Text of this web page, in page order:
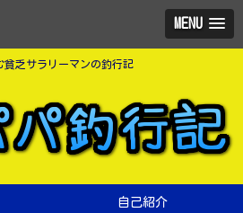
MENU
貧乏サラリーマンの釣行記
自己紹介